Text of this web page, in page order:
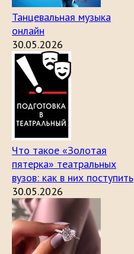
Танцевальная музыка
онлайн
30.05.2026
Что такое «Золотая
пятерка» театральных
вузов: как в них поступить
30.05.2026